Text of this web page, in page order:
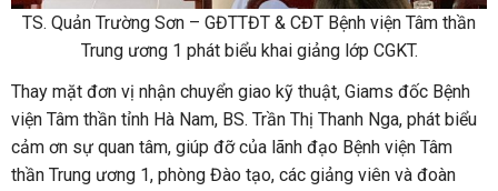
TS. Quản Trường Sơn – GĐTTĐT & CĐT Bệnh viện Tâm thần
Trung ương 1 phát biểu khai giảng lớp CGKT.
Thay mặt đơn vị nhận chuyển giao kỹ thuật, Giams đốc Bệnh
viện Tâm thần tỉnh Hà Nam, BS. Trần Thị Thanh Nga, phát biểu
cảm ơn sự quan tâm, giúp đỡ của lãnh đạo Bệnh viện Tâm
thần Trung ương 1, phòng Đào tạo, các giảng viên và đoàn